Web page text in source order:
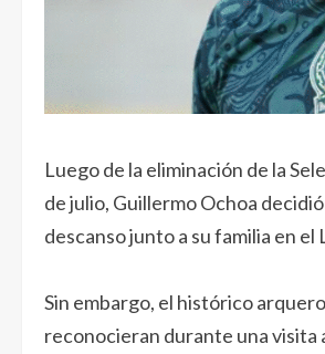
Luego de la eliminación de la
de julio, Guillermo Ochoa
descanso junto a su familia en
Sin embargo, el histórico
reconocieran durante una visita